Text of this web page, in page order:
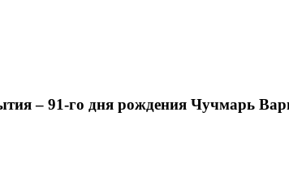
– 91-го дня рождения Чучмарь